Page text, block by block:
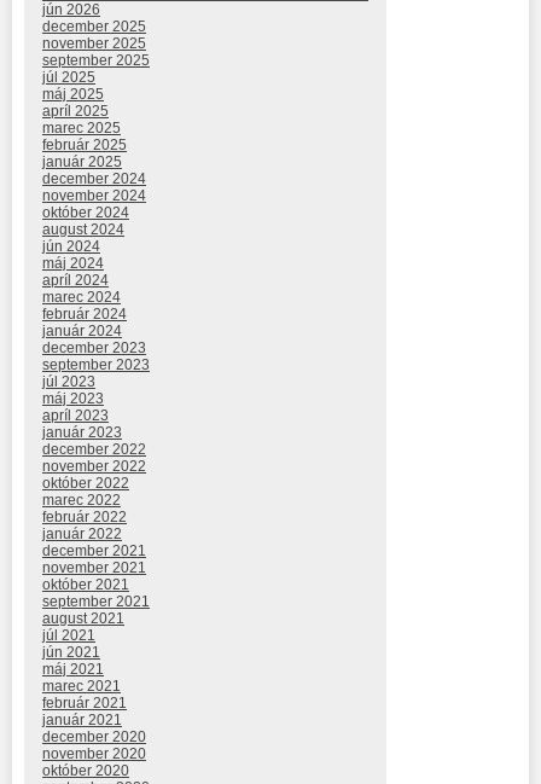
jún 2026
december 2025
november 2025
september 2025
júl 2025
máj 2025
apríl 2025
marec 2025
február 2025
január 2025
december 2024
november 2024
október 2024
august 2024
jún 2024
máj 2024
apríl 2024
marec 2024
február 2024
január 2024
december 2023
september 2023
júl 2023
máj 2023
apríl 2023
január 2023
december 2022
november 2022
október 2022
marec 2022
február 2022
január 2022
december 2021
november 2021
október 2021
september 2021
august 2021
júl 2021
jún 2021
máj 2021
marec 2021
február 2021
január 2021
december 2020
november 2020
október 2020